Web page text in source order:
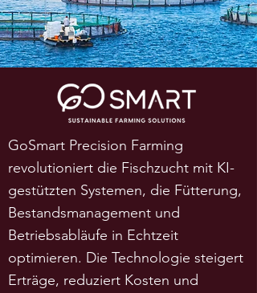
GoSmart Precision Farming
revolutioniert die Fischzucht mit KI-
gestützten Systemen, die Fütterung,
Bestandsmanagement und
Betriebsabläufe in Echtzeit
optimieren. Die Technologie steigert
Erträge, reduziert Kosten und